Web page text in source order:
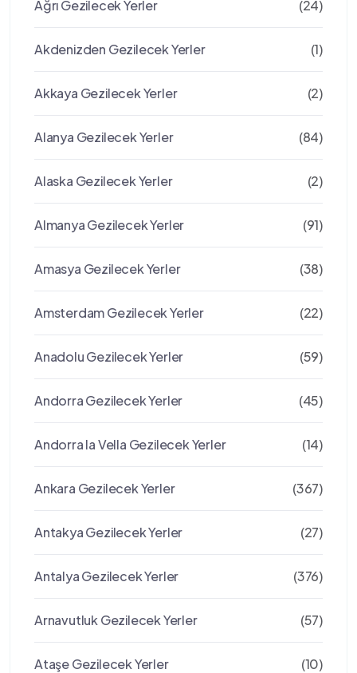
Ağrı Gezilecek Yerler (24)
Akdenizden Gezilecek Yerler (1)
Akkaya Gezilecek Yerler (2)
Alanya Gezilecek Yerler (84)
Alaska Gezilecek Yerler (2)
Almanya Gezilecek Yerler (91)
Amasya Gezilecek Yerler (38)
Amsterdam Gezilecek Yerler (22)
Anadolu Gezilecek Yerler (59)
Andorra Gezilecek Yerler (45)
Andorra la Vella Gezilecek Yerler (14)
Ankara Gezilecek Yerler (367)
Antakya Gezilecek Yerler (27)
Antalya Gezilecek Yerler (376)
Arnavutluk Gezilecek Yerler (57)
Ataşe Gezilecek Yerler (10)